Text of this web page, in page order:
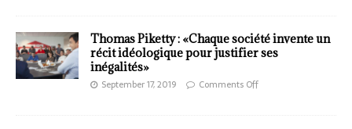
Thomas Piketty : «Chaque société invente un
récit idéologique pour justifier ses
inégalités»
September 17, 2019 Comments Off